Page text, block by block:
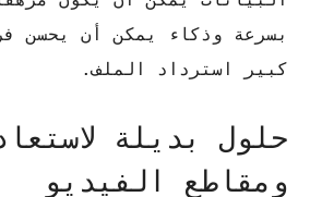
بسرعة وذكاء يمكن أن يحسن
كبير استرداد الملف.
حلول بديلة
ومقاطع الفيديو